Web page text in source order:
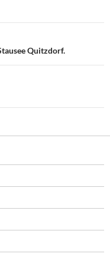
Quitzdorf.